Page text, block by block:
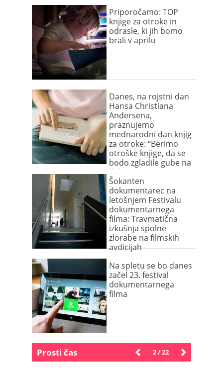
filma
Priporočamo: TOP
knjige za otroke in
odrasle, ki jih bomo
brali v aprilu
Danes, na rojstni dan
Hansa Christiana
Andersena,
praznujemo
mednarodni dan knjig
za otroke: “Berimo
otroške knjige, da se
bodo zgladile gube na
čelu starega sveta!”
Šokanten
dokumentarec na
letošnjem Festivalu
dokumentarnega
filma: Travmatična
izkušnja spolne
zlorabe na filmskih
avdicijah
Na spletu se bo danes
začel 23. festival
dokumentarnega
filma
Starejše
2 / 22
Novejše
Prosti čas